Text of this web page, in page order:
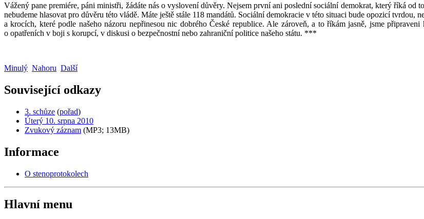
Vážený pane premiére, páni ministři, žádáte nás o vyslovení důvěry. Nejsem první ani poslední sociální demokrat, který říká od
nebudeme hlasovat pro důvěru této vládě. Máte ještě stále 118 mandátů. Sociální demokracie v této situaci bude opozicí
a krocích, které podle našeho názoru nepřinesou nic dobrého České republice. Ale zároveň, a to říkám jasně, jsme
o opatřeních v boji s korupcí, v diskusi o bezpečnostní nebo zahraniční politice našeho státu. ***
Minulý Nahoru Další
Související odkazy
3. schůze (pořad)
Úterý 10. srpna 2010
Zvukový záznam (MP3; 13MB)
Informace
O stenoprotokolech
Hlavní menu